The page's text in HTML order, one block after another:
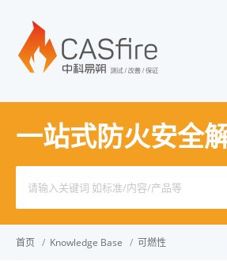
一站式防火安全
for:
首页 / Knowledge Base / 可燃性